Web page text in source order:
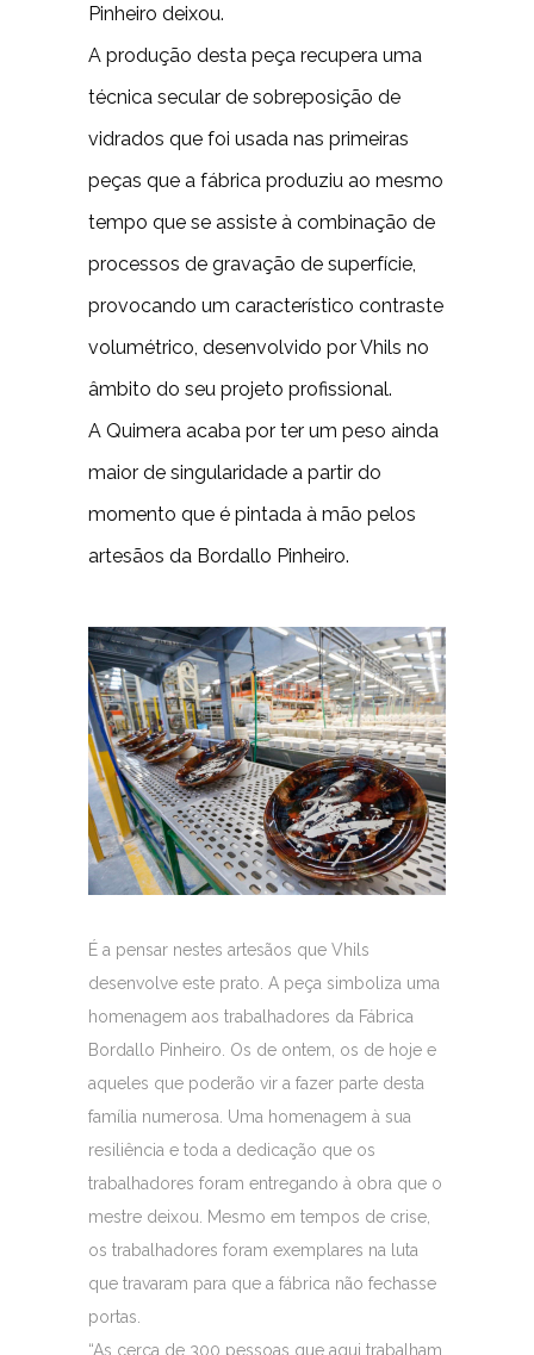
Pinheiro deixou.
A produção desta peça recupera uma
técnica secular de sobreposição de
vidrados que foi usada nas primeiras
peças que a fábrica produziu ao mesmo
tempo que se assiste à combinação de
processos de gravação de superfície,
provocando um característico contraste
volumétrico, desenvolvido por Vhils no
âmbito do seu projeto profissional.
A Quimera acaba por ter um peso ainda
maior de singularidade a partir do
momento que é pintada à mão pelos
artesãos da Bordallo Pinheiro.
É a pensar nestes artesãos que Vhils
desenvolve este prato. A peça simboliza uma
homenagem aos trabalhadores da Fábrica
Bordallo Pinheiro. Os de ontem, os de hoje e
aqueles que poderão vir a fazer parte desta
família numerosa. Uma homenagem à sua
resiliência e toda a dedicação que os
trabalhadores foram entregando à obra que o
mestre deixou. Mesmo em tempos de crise,
os trabalhadores foram exemplares na luta
que travaram para que a fábrica não fechasse
portas.
“As cerca de 300 pessoas que aqui trabalham